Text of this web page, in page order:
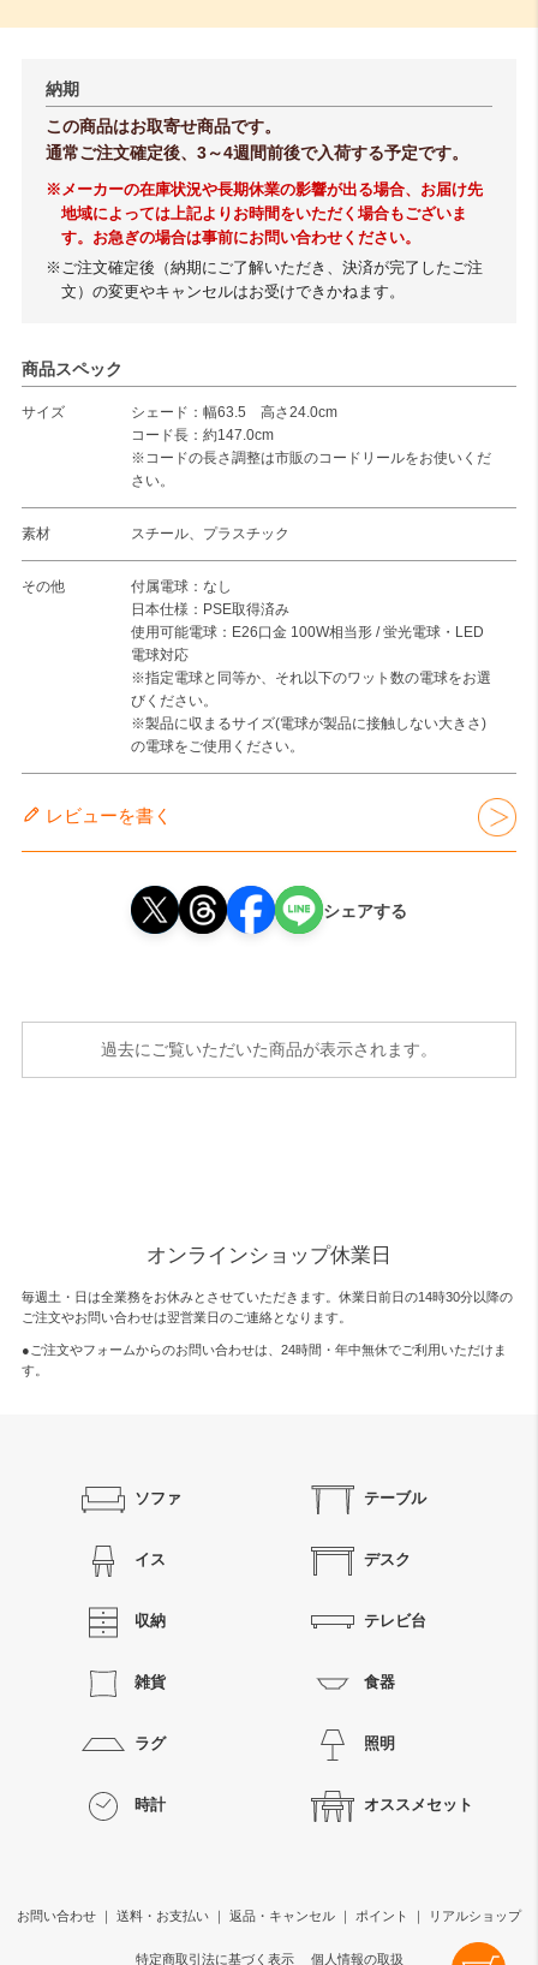
納期
この商品はお取寄せ商品です。
通常ご注文確定後、3～4週間前後で入荷する予定です。
※メーカーの在庫状況や長期休業の影響が出る場合、お届け先
地域によっては上記よりお時間をいただく場合もございま
す。お急ぎの場合は事前にお問い合わせください。
※ご注文確定後（納期にご了解いただき、決済が完了したご注
文）の変更やキャンセルはお受けできかねます。
商品スペック
サイズ
シェード：幅63.5 高さ24.0cm
コード長：約147.0cm
※コードの長さ調整は市販のコードリールをお使いくだ
さい。
素材 スチール、プラスチック
その他
付属電球：なし
日本仕様：PSE取得済み
使用可能電球：E26口金 100W相当形 / 蛍光電球・LED
電球対応
※指定電球と同等か、それ以下のワット数の電球をお選
びください。
※製品に収まるサイズ(電球が製品に接触しない大きさ)
の電球をご使用ください。
レビューを書く
シェアする
過去にご覧いただいた商品が表示されます。
オンラインショップ休業日
毎週土・日は全業務をお休みとさせていただきます。休業日前日の14時30分以降の
ご注文やお問い合わせは翌営業日のご連絡となります。
●ご注文やフォームからのお問い合わせは、 24時間・年中無休でご利用いただけま
す。
ソファ テーブル
イス デスク
収納 テレビ台
雑貨 食器
ラグ 照明
時計 オススメセット
お問い合わせ ｜ 送料・お支払い ｜ 返品・キャンセル ｜ ポイント ｜ リアルショップ
特定商取引法に基づく表示 個人情報の取扱